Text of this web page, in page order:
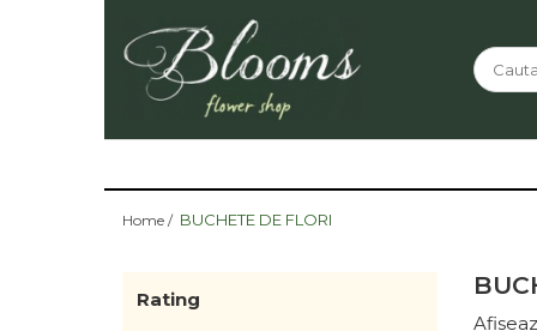
Home / BUCHETE DE FLORI
Rating